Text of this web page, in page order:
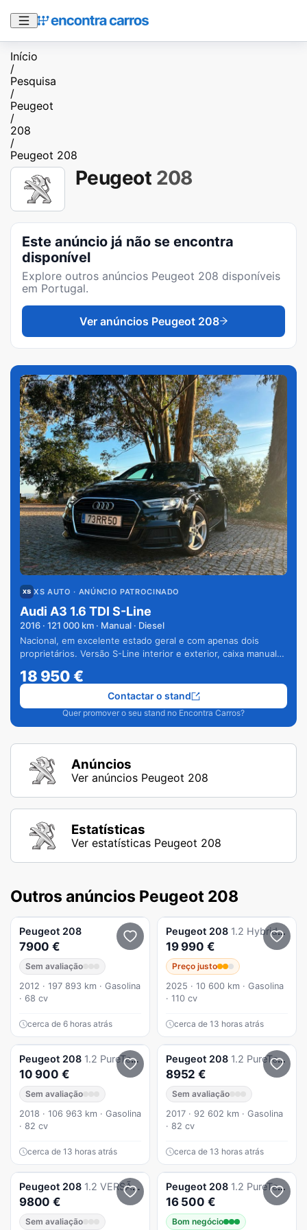
Início
/
Pesquisa
/
Peugeot
/
208
/
Peugeot 208
Peugeot 208
Este anúncio já não se encontra
disponível
Explore outros anúncios Peugeot 208 disponíveis
em Portugal.
Ver anúncios Peugeot 208
XS AUTO · ANÚNCIO PATROCINADO
Audi A3 1.6 TDI S-Line
2016 · 121 000 km · Manual · Diesel
Nacional, em excelente estado geral e com apenas dois
proprietários. Versão S-Line interior e exterior, caixa manual
18 950€
Quer promover o seu stand no Encontra Carros?
Contactar o stand
Anúncios
Ver anúncios Peugeot 208
Estatísticas
Ver estatísticas Peugeot 208
Outros anúncios Peugeot 208
Peugeot 208
7900 €
Sem avaliação
2012 · 197 893 km · Gasolina
· 68 cv
cerca de 6 horas atrás
Peugeot 208 1.2 Hybrid Allure e-DCS6
19 990 €
Preço justo
2025 · 10 600 km · Gasolina
· 110 cv
cerca de 13 horas atrás
Peugeot 208 1.2 PureTech Active
10 900 €
Sem avaliação
2018 · 106 963 km · Gasolina
· 82 cv
cerca de 13 horas atrás
Peugeot 208 1.2 PureTech Style
8952 €
Sem avaliação
2017 · 92 602 km · Gasolina
· 82 cv
cerca de 13 horas atrás
Peugeot 208 1.2 VERSÃO STYLE
9800 €
Sem avaliação
Peugeot 208 1.2 PureTech Active
16 500 €
Bom negócio